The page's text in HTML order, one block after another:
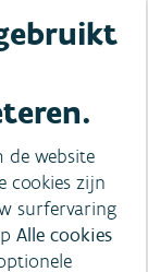
om de kaart te
bestuur de
en
...)
de website
cookies zijn
surfervaring
Alle cookies